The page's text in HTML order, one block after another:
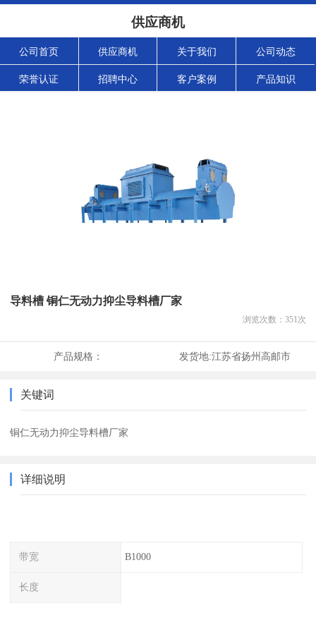
供应商机
公司首页 供应商机 关于我们 公司动态
荣誉认证 招聘中心 客户案例 产品知识
导料槽 铜仁无动力抑尘导料槽厂家
浏览次数： 351次
产品规格： 发货地:江苏省扬州高邮市
关键词
铜仁无动力抑尘导料槽厂家
详细说明
带宽 B1000
长度